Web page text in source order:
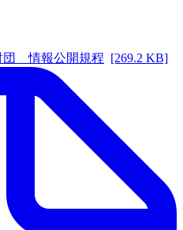
団 情報公開規程 [269.2 KB]